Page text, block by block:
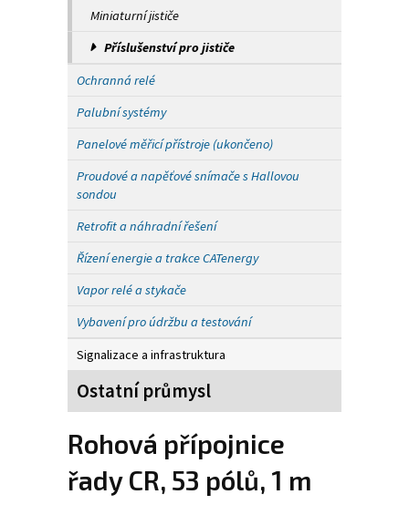
Miniaturní jističe
Příslušenství pro jističe
Ochranná relé
Palubní systémy
Panelové měřicí přístroje (ukončeno)
Proudové a napěťové snímače s Hallovou
sondou
Retrofit a náhradní řešení
Řízení energie a trakce CATenergy
Vapor relé a stykače
Vybavení pro údržbu a testování
Signalizace a infrastruktura
Ostatní průmysl
Rohová přípojnice
řady CR, 53 pólů, 1 m